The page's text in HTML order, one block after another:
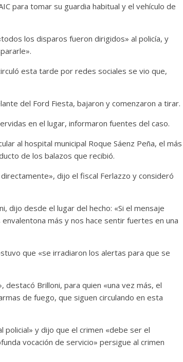
para tomar su guardia habitual y el vehículo de
los disparos fueron dirigidos» al policía, y
esta tarde por redes sociales se vio que,
del Ford Fiesta, bajaron y comenzaron a tirar.
en el lugar, informaron fuentes del caso.
al hospital municipal Roque Sáenz Peña, el más
de los balazos que recibió.
dijo el fiscal Ferlazzo y consideró
dijo desde el lugar del hecho: «Si el mensaje
más y nos hace sentir fuertes en una
que «se irradiaron los alertas para que se
destacó Brilloni, para quien «una vez más, el
de fuego, que siguen circulando en esta
policial» y dijo que el crimen «debe ser el
vocación de servicio» persigue al crimen